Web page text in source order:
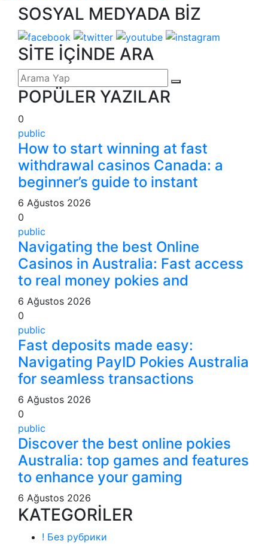
SOSYAL MEDYADA BİZ
SİTE İÇİNDE ARA
POPÜLER YAZILAR
0
public
How to start winning at fast
withdrawal casinos Canada: a
beginner’s guide to instant
6 Ağustos 2026
0
public
Navigating the best Online
Casinos in Australia: Fast access
to real money pokies and
6 Ağustos 2026
0
public
Fast deposits made easy:
Navigating PayID Pokies Australia
for seamless transactions
6 Ağustos 2026
0
public
Discover the best online pokies
Australia: top games and features
to enhance your gaming
6 Ağustos 2026
KATEGORİLER
! Без рубрики